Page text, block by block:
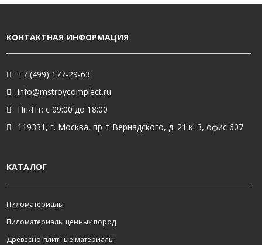
КОНТАКТНАЯ ИНФОРМАЦИЯ
+7 (499) 177-29-63
info@mstroycomplect.ru
Пн-Пт: с 09:00 до 18:00
119331, г. Москва, пр-т Вернадского, д. 21 к. 3, офис 607
КАТАЛОГ
Пиломатериалы
Пиломатериалы ценных пород
Древесно-плитные материалы